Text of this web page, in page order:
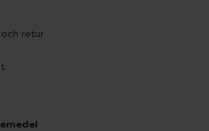
och retur